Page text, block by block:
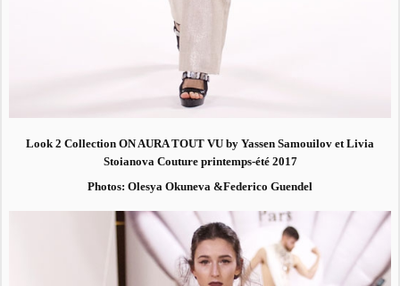
Look 2 Collection ON AURA TOUT VU by Yassen Samouilov et Livia
Stoianova Couture printemps-été 2017
Photos: Olesya Okuneva &Federico Guendel